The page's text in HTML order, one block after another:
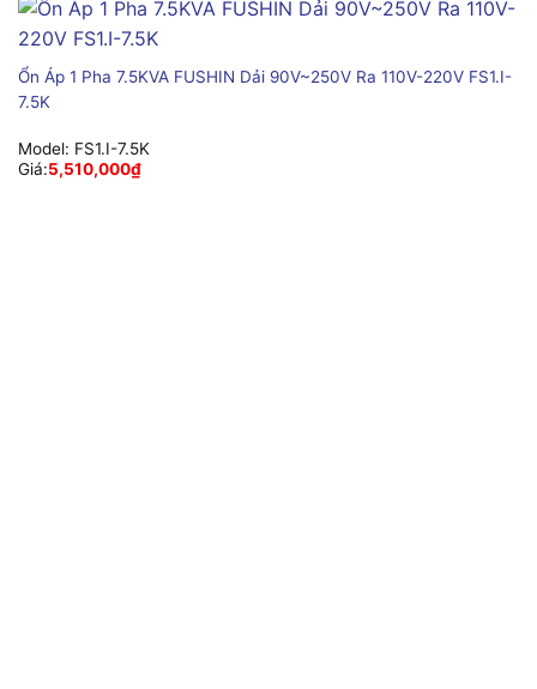
Ổn Áp 1 Pha 7.5KVA FUSHIN Dải 90V~250V Ra 110V-220V FS1.I-
7.5K
Model: FS1.I-7.5K
Giá:5,510,000₫